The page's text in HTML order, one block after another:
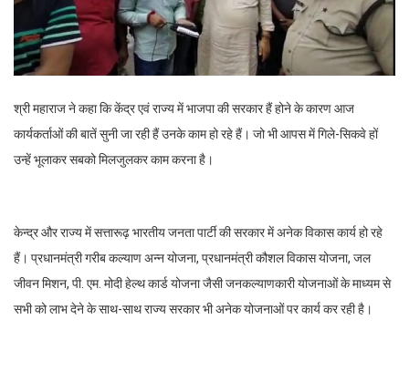
श्री महाराज ने कहा कि केंद्र एवं राज्य में भाजपा की सरकार हैं होने के कारण आज
कार्यकर्ताओं की बातें सुनी जा रही हैं उनके काम हो रहे हैं। जो भी आपस में गिले-सिकवे हों
उन्हें भूलाकर सबको मिलजुलकर काम करना है।
केन्द्र और राज्य में सत्तारूढ़ भारतीय जनता पार्टी की सरकार में अनेक विकास कार्य हो रहे
हैं। प्रधानमंत्री गरीब कल्याण अन्न योजना, प्रधानमंत्री कौशल विकास योजना, जल
जीवन मिशन, पी. एम. मोदी हेल्थ कार्ड योजना जैसी जनकल्याणकारी योजनाओं के माध्यम से
सभी को लाभ देने के साथ-साथ राज्य सरकार भी अनेक योजनाओं पर कार्य कर रही है।